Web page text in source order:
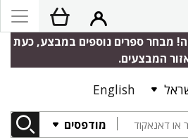
מבחר ספרים נוספים במבצע, כעת
המבצעים.
English
מודפסים